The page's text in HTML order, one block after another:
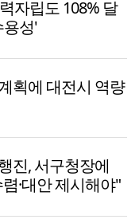
자립도 108% 달
용성'
획에 대전시 역량
진, 서구청장에
·대안 제시해야"